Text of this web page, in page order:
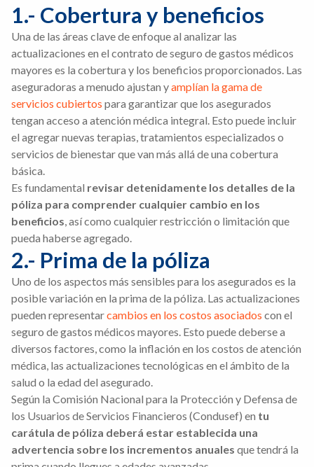
1.- Cobertura y beneficios
Una de las áreas clave de enfoque al analizar las
actualizaciones en el contrato de seguro de gastos médicos
mayores es la cobertura y los beneficios proporcionados. Las
aseguradoras a menudo ajustan yamplían la gama de
servicios cubiertos para garantizar que los asegurados
tengan acceso a atención médica integral. Esto puede incluir
el agregar nuevas terapias, tratamientos especializados o
servicios de bienestar que van más allá de una cobertura
básica.
Es fundamental revisar detenidamente los detalles de la
póliza para comprender cualquier cambio en los
beneficios, así como cualquier restricción o limitación que
pueda haberse agregado.
2.- Prima de la póliza
Uno de los aspectos más sensibles para los asegurados es la
posible variación en la prima de la póliza. Las actualizaciones
pueden representarcambios en los costos asociados con el
seguro de gastos médicos mayores. Esto puede deberse a
diversos factores, como la inflación en los costos de atención
médica, las actualizaciones tecnológicas en el ámbito de la
salud o la edad del asegurado.
Según la Comisión Nacional para la Protección y Defensa de
los Usuarios de Servicios Financieros (Condusef) en tu
carátula de póliza deberá estar establecida una
advertencia sobre los incrementos anuales que tendrá la